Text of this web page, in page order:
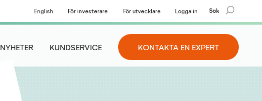
English För investerare För utvecklare Logga in Sök
NYHETER KUNDSERVICE KONTAKTA EN EXPERT